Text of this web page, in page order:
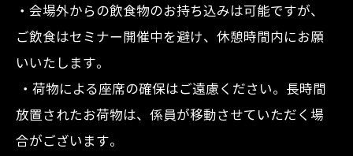
・会場外からの飲食物のお持ち込みは可能ですが、
ご飲食はセミナー開催中を避け、休憩時間内にお願
いいたします。
・荷物による座席の確保はご遠慮ください。長時間
放置されたお荷物は、係員が移動させていただく場
合がございます。